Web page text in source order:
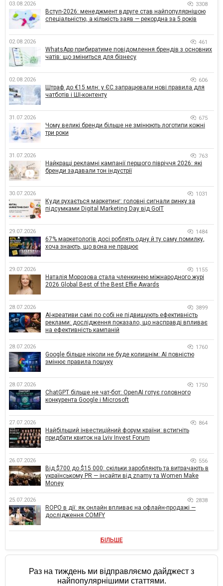
03.08.2026 3308
Вступ-2026: менеджмент вдруге став найпопулярнішою
спеціальністю, а кількість заяв — рекордна за 5 років
02.08.2026 461
WhatsApp прибиратиме повідомлення брендів з основних
чатів: що зміниться для бізнесу
02.08.2026 606
Штраф до €15 млн: у ЄС запрацювали нові правила для
чатботів і ШІ-контенту
31.07.2026 675
Чому великі бренди більше не змінюють логотипи кожні
три роки
31.07.2026 763
Найкращі рекламні кампанії першого півріччя 2026: які
бренди задавали тон індустрії
30.07.2026 1031
Куди рухається маркетинг: головні сигнали ринку за
підсумками Digital Marketing Day від GoIT
29.07.2026 1484
67% маркетологів досі роблять одну й ту саму помилку,
хоча знають, що вона не працює
29.07.2026 1155
Наталія Морозова стала членкинею міжнародного журі
2026 Global Best of the Best Effie Awards
28.07.2026 3899
AI-креативи самі по собі не підвищують ефективність
реклами: дослідження показало, що насправді впливає
на ефективність кампаній
28.07.2026 1760
Google більше ніколи не буде колишнім: AI повністю
змінює правила пошуку
28.07.2026 1750
ChatGPT більше не чат-бот: OpenAI готує головного
конкурента Google і Microsoft
27.07.2026 864
Найбільший інвестиційний форум країни: встигніть
придбати квиток на Lviv Invest Forum
26.07.2026 556
Від $700 до $15 000: скільки заробляють та витрачають в
українському PR — інсайти від znamy та Women Make
Money
25.07.2026 2838
ROPO в дії: як онлайн впливає на офлайн-продажі —
дослідження COMFY
БІЛЬШЕ
Раз на тиждень ми відправляємо дайджест з
найпопулярнішими статтями.